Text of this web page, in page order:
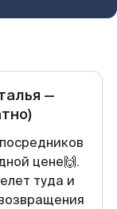
—
цене🙌.
туда и